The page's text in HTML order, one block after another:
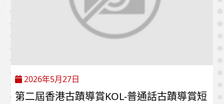
2026年5月27日
第二屆香港古蹟導賞KOL-普通話古蹟導賞短